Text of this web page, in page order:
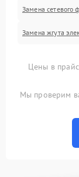
Замена сетевого
Замена жгута
Цены в
Мы проверим